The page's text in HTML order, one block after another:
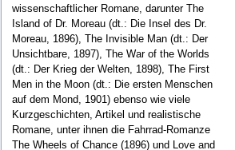
wissenschaftlicher Romane, darunter The
Island of Dr. Moreau (dt.: Die Insel des Dr.
Moreau, 1896), The Invisible Man (dt.: Der
Unsichtbare, 1897), The War of the Worlds
(dt.: Der Krieg der Welten, 1898), The First
Men in the Moon (dt.: Die ersten Menschen
auf dem Mond, 1901) ebenso wie viele
Kurzgeschichten, Artikel und realistische
Romane, unter ihnen die Fahrrad-Romanze
The Wheels of Chance (1896) und Love and